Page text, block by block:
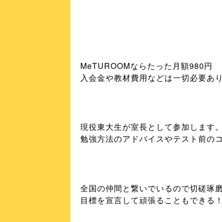
MeTUROOMならたった月額980円
入会金や教材費用などは一切必要あ
現役東大生が室長として参加します
勉強方法のアドバイスやテスト前の
全国の仲間と繋いでいるので切磋琢
目標を宣言して頑張ることもできる